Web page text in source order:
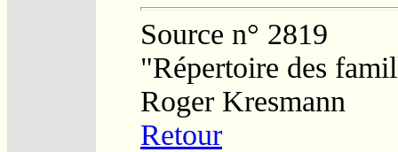
Source n° 2819
"Répertoire des
Roger Kresmann
Retour